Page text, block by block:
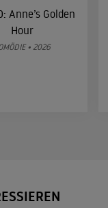
Anne’s Golden
Hour
• 2026